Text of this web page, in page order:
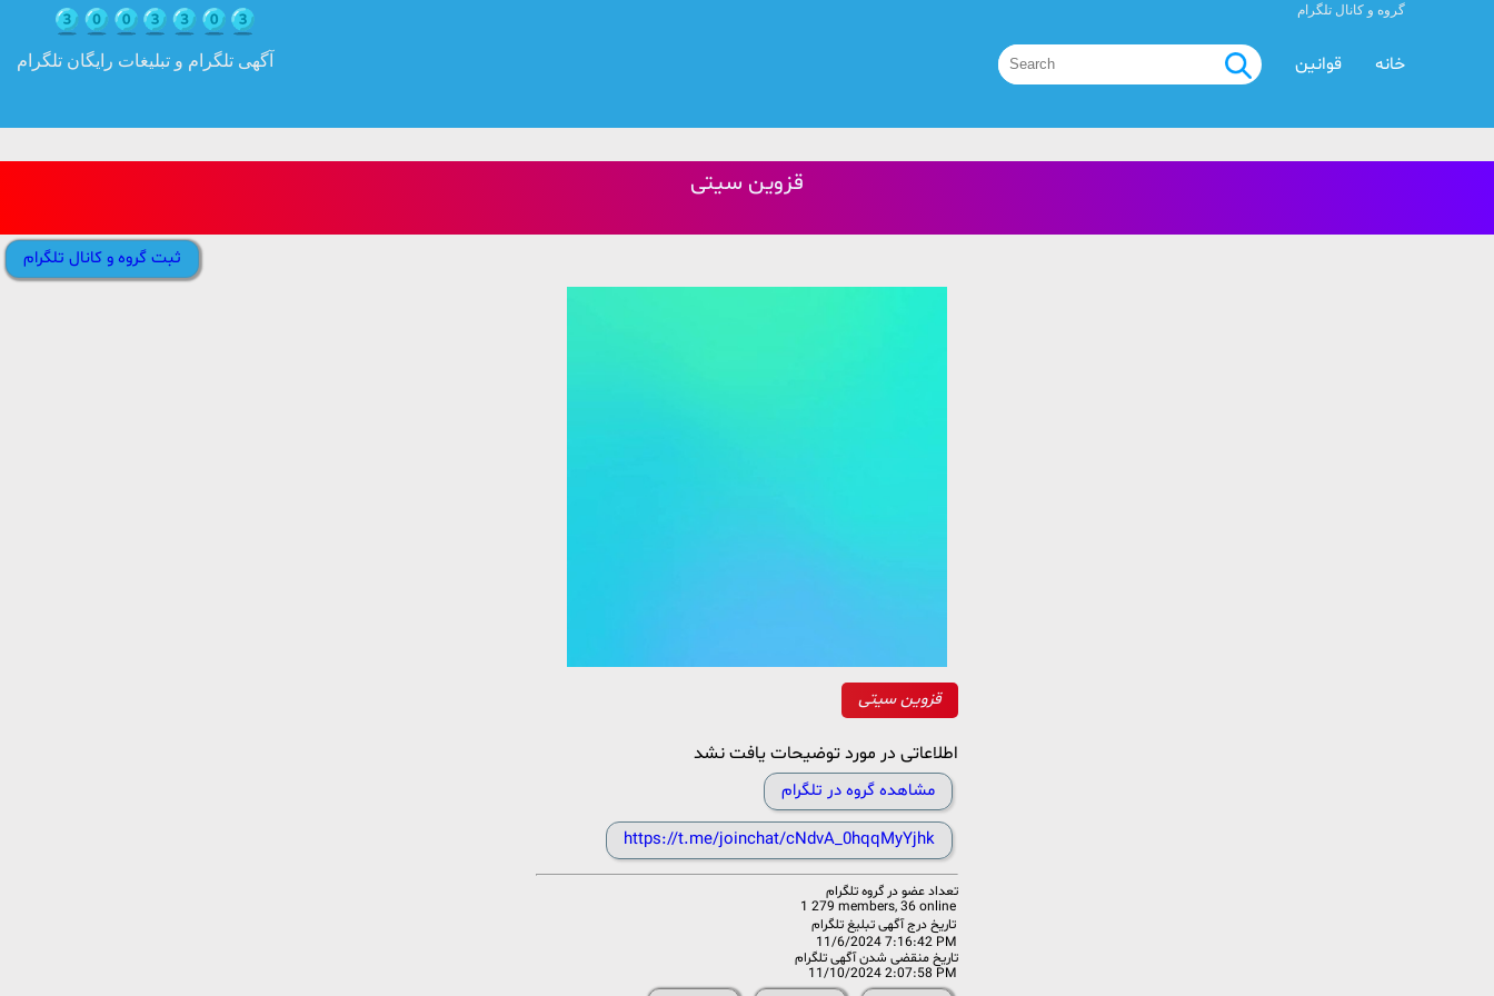
آگهی تلگرام و تبلیغات رایگان تلگرام
گروه و کانال تلگرام
قوانین خانه
قزوین سیتی
ثبت گروه و کانال تلگرام
قزوین سیتی
اطلاعاتی در مورد توضیحات یافت نشد
مشاهده گروه در تلگرام
https://t.me/joinchat/cNdvA_0hqqMyYjhk
تعداد عضو در گروه تلگرام
1 279 members, 36 online
تاریخ درج آگهی تبلیغ تلگرام
11/6/2024 7:16:42 PM
تاریخ منقضی شدن آگهی تلگرام
11/10/2024 2:07:58 PM